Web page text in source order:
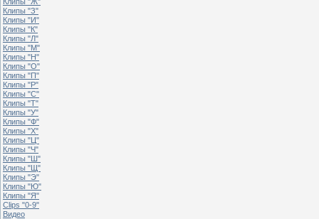
Клипы "З"
Клипы "И"
Клипы "К"
Клипы "Л"
Клипы "М"
Клипы "Н"
Клипы "О"
Клипы "П"
Клипы "Р"
Клипы "С"
Клипы "Т"
Клипы "У"
Клипы "Ф"
Клипы "Х"
Клипы "Ц"
Клипы "Ч"
Клипы "Ш"
Клипы "Щ"
Клипы "Э"
Клипы "Ю"
Клипы "Я"
Clips "0-9"
Видео